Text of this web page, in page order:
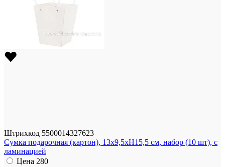
Штрихкод 5500014327623
Сумка подарочная (картон), 13x9,5xH15,5 см, набор (10 шт), с
ламинацией
Цена 280